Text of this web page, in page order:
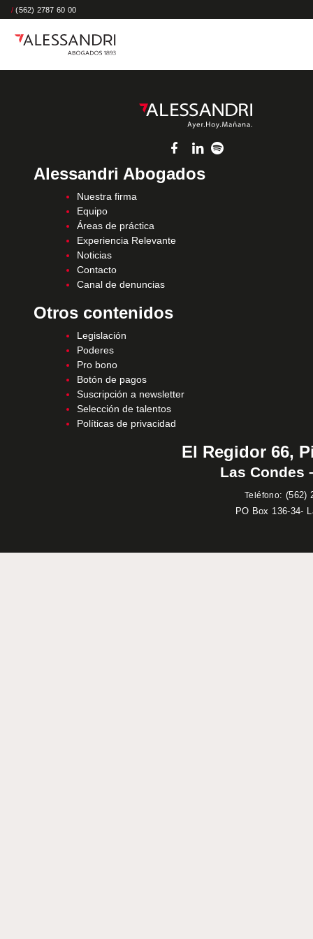
/ (562) 2787 60 00
Alessandri Abogados
Nuestra firma
Equipo
Áreas de práctica
Experiencia Relevante
Noticias
Contacto
Canal de denuncias
Otros contenidos
Legislación
Poderes
Pro bono
Botón de pagos
Suscripción a newsletter
Selección de talentos
Políticas de privacidad
El Regidor 66,
Las Condes
Teléfono: (562)
PO Box 136-34-